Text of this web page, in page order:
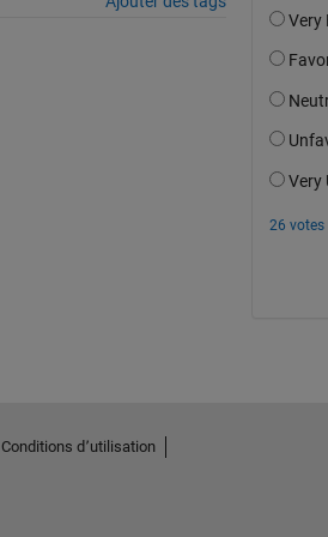
Conditions d՚utilisation